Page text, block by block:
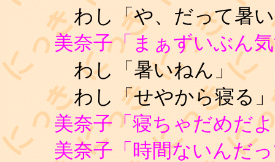
わし「や、だって暑
美奈子「まぁずいぶん
わし「暑いねん」
わし「せやから寝る」
美奈子「寝ちゃだめだ
美奈子「時間ないんだ